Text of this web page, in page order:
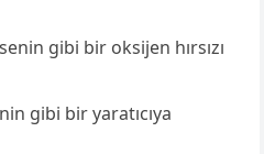
gibi bir oksijen hırsızı
gibi bir yaratıcıya